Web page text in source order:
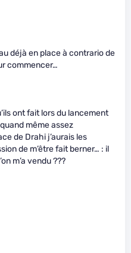
déjà en place à contrario de
commencer…
ont fait lors du lancement
même assez
de Drahi j’aurais les
de m’être fait berner… : il
m’a vendu ???